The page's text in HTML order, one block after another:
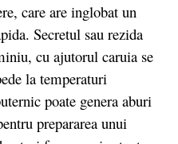
care are inglobat un
Secretul sau rezida
cu ajutorul caruia se
la temperaturi
poate genera aburi
prepararea unui